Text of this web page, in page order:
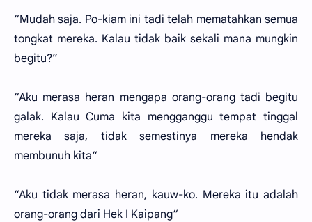
“Mudah saja. Po-kiam ini tadi telah mematahkan semua
tongkat mereka. Kalau tidak baik sekali mana mungkin
begitu?”
“Aku merasa heran mengapa orang-orang tadi begitu
galak. Kalau Cuma kita mengganggu tempat tinggal
mereka saja, tidak semestinya mereka hendak
membunuh kita“
“Aku tidak merasa heran, kauw-ko. Mereka itu adalah
orang-orang dari Hek I Kaipang“